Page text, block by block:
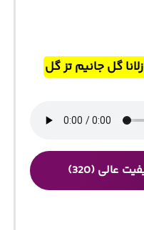
گل جانیم تز گل
عالی (320)